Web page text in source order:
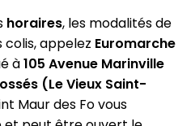
horaires, les modalités de
colis, appelez Euromarche
à105 Avenue Marinville
(Le Vieux Saint-
Maur des Fo vous